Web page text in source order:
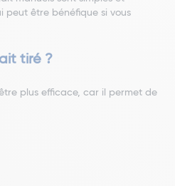
peut être bénéfique si vous
tiré ?
plus efficace, car il permet de